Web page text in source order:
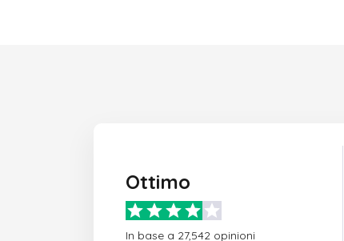
Ottimo
In base a 27,542 opinioni